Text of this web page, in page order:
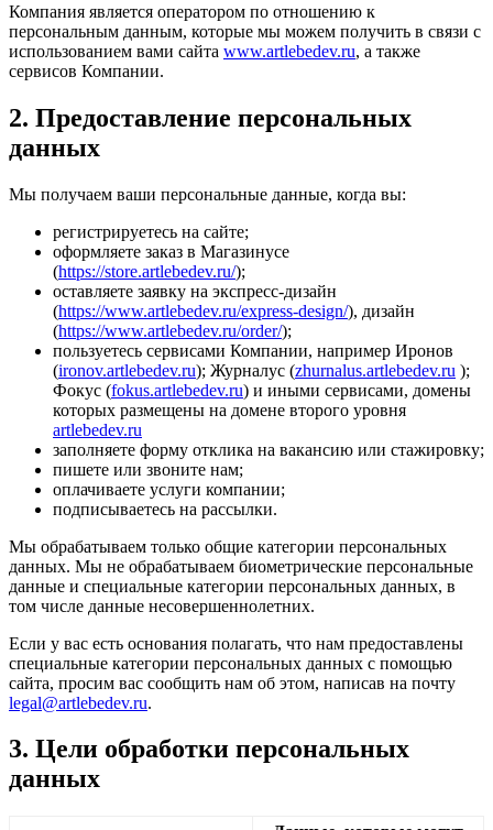
Компания является оператором по отношению к
персональным данным, которые мы можем получить в связи с
использованием вами сайта www.artlebedev.ru, а также
сервисов Компании.
2. Предоставление персональных
данных
Мы получаем ваши персональные данные, когда вы:
регистрируетесь на сайте;
оформляете заказ в Магазинусе
(https://store.artlebedev.ru/);
оставляете заявку на экспресс-дизайн
(https://www.artlebedev.ru/express-design/), дизайн
(https://www.artlebedev.ru/order/);
пользуетесь сервисами Компании, например Иронов
(ironov.artlebedev.ru); Журналус (zhurnalus.artlebedev.ru );
Фокус (fokus.artlebedev.ru) и иными сервисами, домены
которых размещены на домене второго уровня
artlebedev.ru
заполняете форму отклика на вакансию или стажировку;
пишете или звоните нам;
оплачиваете услуги компании;
подписываетесь на рассылки.
Мы обрабатываем только общие категории персональных
данных. Мы не обрабатываем биометрические персональные
данные и специальные категории персональных данных, в
том числе данные несовершеннолетних.
Если у вас есть основания полагать, что нам предоставлены
специальные категории персональных данных с помощью
сайта, просим вас сообщить нам об этом, написав на почту
legal@artlebedev.ru.
3. Цели обработки персональных
данных